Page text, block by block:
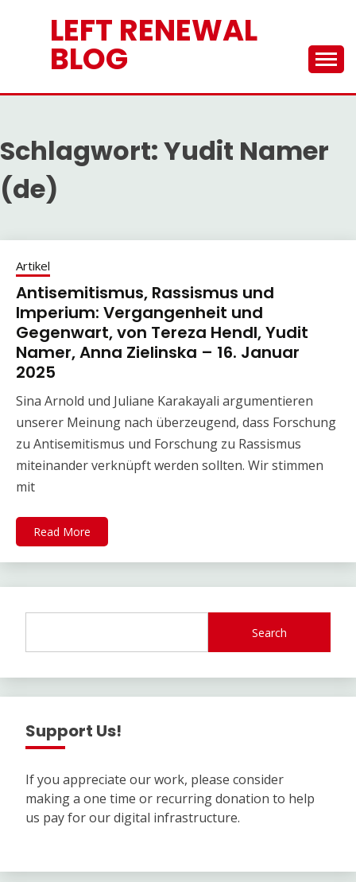
LEFT RENEWAL
BLOG
Schlagwort:Yudit Namer
(de)
Artikel
Antisemitismus, Rassismus und
Imperium: Vergangenheit und
Gegenwart, von Tereza Hendl, Yudit
Namer, Anna Zielinska – 16. Januar
2025
Sina Arnold und Juliane Karakayali argumentieren
unserer Meinung nach überzeugend, dass Forschung
zu Antisemitismus und Forschung zu Rassismus
miteinander verknüpft werden sollten. Wir stimmen
mit
Read More
Search
Support Us!
If you appreciate our work, please consider
making a one time or recurring donation to help
us pay for our digital infrastructure.